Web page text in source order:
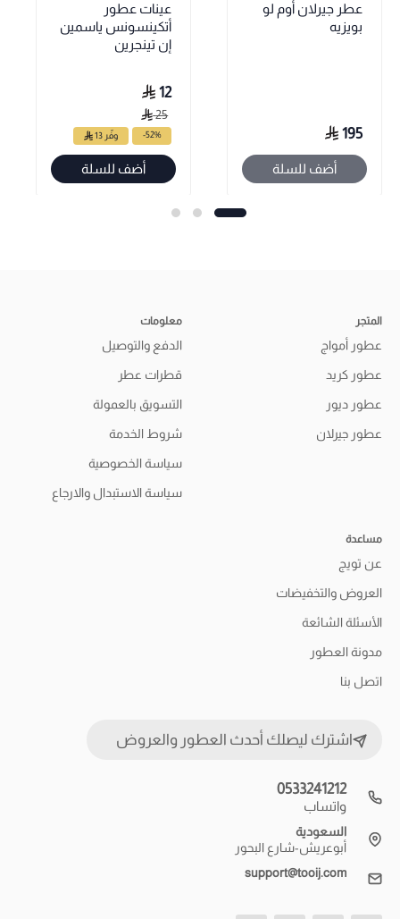
عطر جيرلان أوم لو
بويزيه
195
أضف للسلة
عينات عطور
أتكينسونس ياسمين
إن تينجرين
12
25
-52% وفّر 13
أضف للسلة
المتجر
عطور أمواج
عطور كريد
عطور ديور
عطور جيرلان
معلومات
الدفع والتوصيل
قطرات عطر
التسويق بالعمولة
شروط الخدمة
سياسة الخصوصية
سياسة الاستبدال والارجاع
مساعدة
عن تويج
العروض والتخفيضات
الأسئلة الشائعة
مدونة العطور
اتصل بنا
اشترك ليصلك أحدث العطور والعروض
0533241212
واتساب
السعودية
أبوعريش-شارع البحور
support@tooij.com